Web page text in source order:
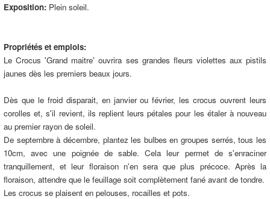
Exposition: Plein soleil.
Propriétés et emplois:
Le Crocus 'Grand maitre' ouvrira ses grandes fleurs violettes aux pistils
jaunes dès les premiers beaux jours.
Dès que le froid disparait, en janvier ou février, les crocus ouvrent leurs
corolles et, s'il revient, ils replient leurs pétales pour les étaler à nouveau
au premier rayon de soleil.
De septembre à décembre, plantez les bulbes en groupes serrés, tous les
10cm, avec une poignée de sable. Cela leur permet de s'enraciner
tranquillement, et leur floraison n'en sera que plus précoce. Après la
floraison, attendre que le feuillage soit complètement fané avant de tondre.
Les crocus se plaisent en pelouses, rocailles et pots.